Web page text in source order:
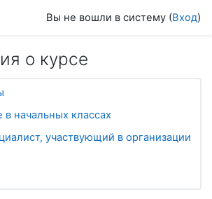
Вы не вошли в систему (Вход)
о курсе
начальных классах
участвующий в организации